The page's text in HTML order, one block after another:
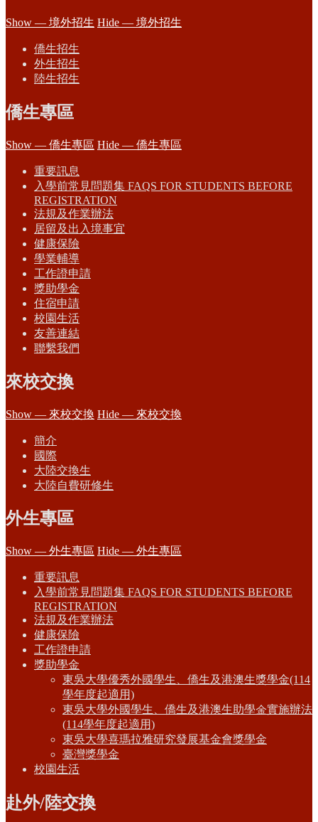
Show — 境外招生 Hide — 境外招生
僑生招生
外生招生
陸生招生
僑生專區
Show — 僑生專區 Hide — 僑生專區
重要訊息
入學前常見問題集 FAQS FOR STUDENTS BEFORE
REGISTRATION
法規及作業辦法
居留及出入境事宜
健康保險
學業輔導
工作證申請
獎助學金
住宿申請
校園生活
友善連結
聯繫我們
來校交換
Show — 來校交換 Hide — 來校交換
簡介
國際
大陸交換生
大陸自費研修生
外生專區
Show — 外生專區 Hide — 外生專區
重要訊息
入學前常見問題集 FAQS FOR STUDENTS BEFORE
REGISTRATION
法規及作業辦法
健康保險
工作證申請
獎助學金
東吳大學優秀外國學生、僑生及港澳生獎學金(114
學年度起適用)
東吳大學外國學生、僑生及港澳生助學金實施辦法
(114學年度起適用)
東吳大學喜瑪拉雅研究發展基金會獎學金
臺灣獎學金
校園生活
赴外/陸交換